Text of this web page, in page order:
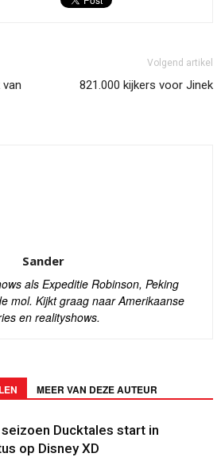
Volgend artikel
821.000 kijkers voor Jinek
Sander
als Expeditie Robinson, Peking
mol. Kijkt graag naar Amerikaanse
en realityshows.
MEER VAN DEZE AUTEUR
Ducktales start in
op Disney XD